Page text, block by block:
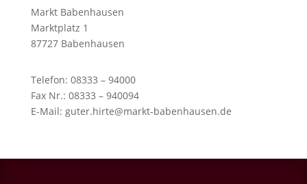
Markt Babenhausen
Marktplatz 1
87727 Babenhausen
Telefon: 08333 – 94000
Fax Nr.: 08333 – 940094
E-Mail: guter.hirte@markt-babenhausen.de